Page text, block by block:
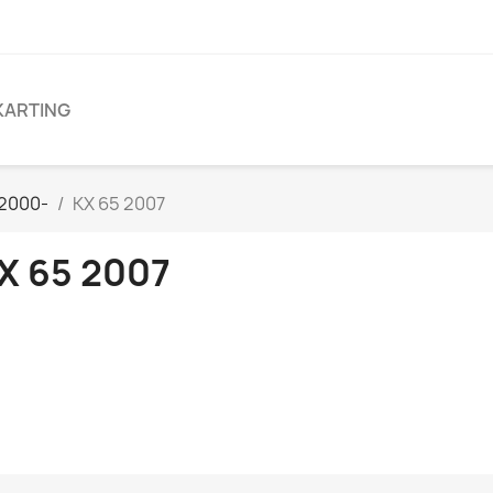
KX 65 2007
65 2007